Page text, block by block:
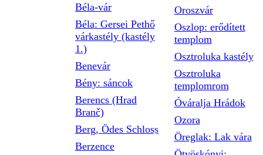
Béla-vár
Béla: Gersei Pethő
várkastély (kastély
1.)
Benevár
Bény: sáncok
Berencs (Hrad
Branč)
Berg, Ödes Schloss
Berzence
Oroszvár
Oszlop: erődített
templom
Osztroluka kastély
Osztroluka
templomrom
Óváralja Hrádok
Ozora
Öreglak: Lak vára